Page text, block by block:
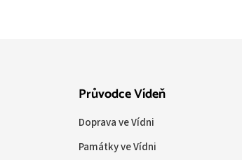
Průvodce Vídeň
Doprava ve Vídni
Památky ve Vídni